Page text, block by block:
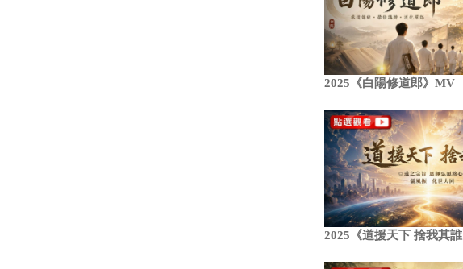
2025《白陽修道郎》MV
2025《道援天下 捨我其